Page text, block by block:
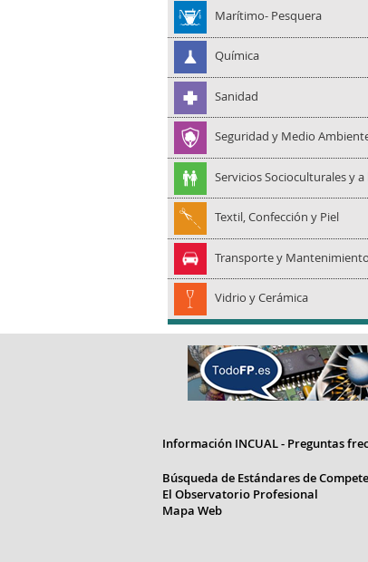
Marítimo- Pesquera
Química
Sanidad
Seguridad y Medio
Servicios Socioculturales y
Textil, Confección y Piel
Transporte y
Vidrio y Cerámica
Información INCUAL - Preguntas
Búsqueda de Estándares de
El Observatorio Profesional
Mapa Web